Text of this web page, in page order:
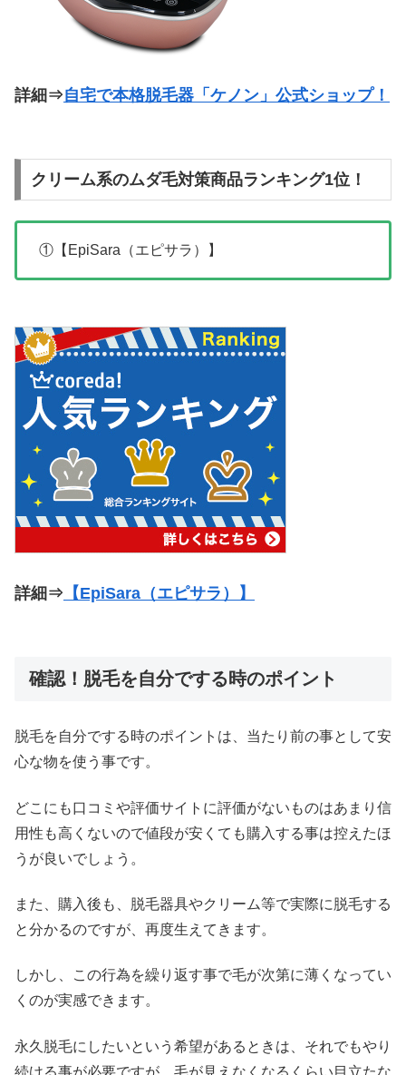
詳細⇒自宅で本格脱毛器「ケノン」公式ショップ！
クリーム系のムダ毛対策商品ランキング1位！
①【EpiSara（エピサラ）】
詳細⇒ 【EpiSara（エピサラ）】
確認！脱毛を自分でする時のポイント
脱毛を自分でする時のポイントは、当たり前の事として安
心な物を使う事です。
どこにも口コミや評価サイトに評価がないものはあまり信
用性も高くないので値段が安くても購入する事は控えたほ
うが良いでしょう。
また、購入後も、脱毛器具やクリーム等で実際に脱毛する
と分かるのですが、再度生えてきます。
しかし、この行為を繰り返す事で毛が次第に薄くなってい
くのが実感できます。
永久脱毛にしたいという希望があるときは、それでもやり
続ける事が必要ですが、毛が見えなくなるくらい目立たな